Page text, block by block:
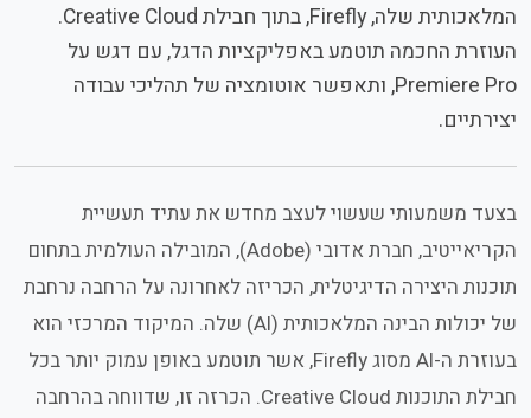
המלאכותית שלה, Firefly, בתוך חבילת Creative Cloud.
העוזרת החכמה תוטמע באפליקציות הדגל, עם דגש על
Premiere Pro, ותאפשר אוטומציה של תהליכי עבודה
יצירתיים.
בצעד משמעותי שעשוי לעצב מחדש את עתיד תעשיית
הקריאייטיב, חברת אדובי (Adobe), המובילה העולמית בתחום
תוכנות היצירה הדיגיטלית, הכריזה לאחרונה על הרחבה נרחבת
של יכולות הבינה המלאכותית (AI) שלה. המיקוד המרכזי הוא
בעוזרת ה-AI מסוג Firefly, אשר תוטמע באופן עמוק יותר בכל
חבילת התוכנות Creative Cloud. הכרזה זו, שדווחה בהרחבה